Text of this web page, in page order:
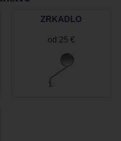
ZRKADLO
od 25 €